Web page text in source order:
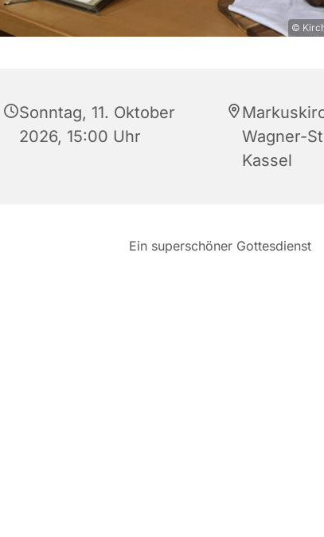
©
Sonntag, 11. Oktober
2026, 15:00 Uhr
Wagner-
Kassel
Ein superschöner Gottesdienst